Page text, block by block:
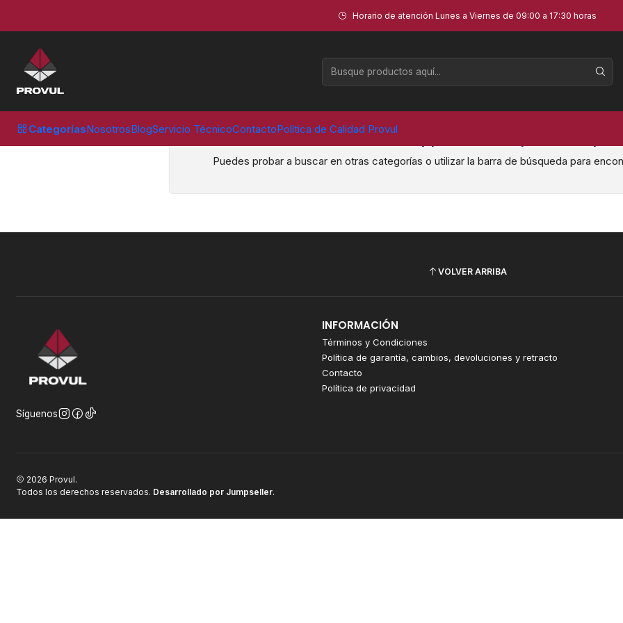
CategoríasNosotrosBlogServicio TécnicoContactoPolítica de Calidad Provul
Horario de atención Lunes a Viernes de 09:00 a 17:30 horas
Herramientas
Todavía no hay productos disponibles aquí
Puedes probar a buscar en otras categorías o utilizar la barra de búsqueda para
VOLVER ARRIBA
Síguenos
INFORMACIÓN
Términos y Condiciones
Política de garantía, cambios, devoluciones y retracto
Contacto
Política de privacidad
2026 Provul.
Todos los derechos reservados. Desarrollado por Jumpseller.